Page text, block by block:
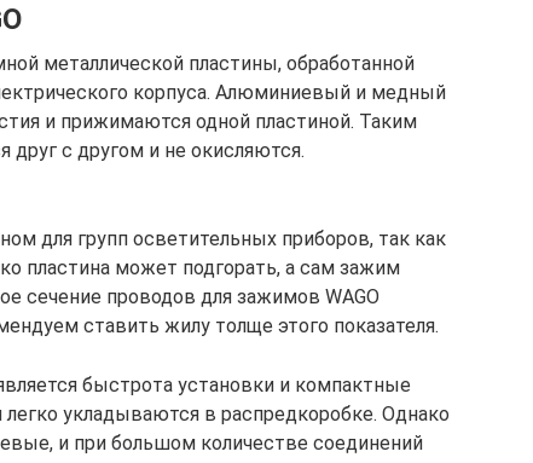
металлической пластины, обработанной
корпуса. Алюминиевый и медный
и прижимаются одной пластиной. Таким
друг с другом и не окисляются.
для групп осветительных приборов, так как
пластина может подгорать, а сам зажим
сечение проводов для зажимов WAGO
ставить жилу толще этого показателя.
быстрота установки и компактные
легко укладываются в распредкоробке. Однако
и при большом количестве соединений